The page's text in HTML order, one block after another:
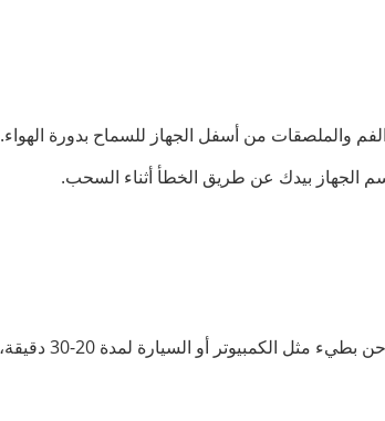
والملصقات من أسفل الجهاز للسماح بدورة الهواء.
الجهاز بيدك عن طريق الخطأ أثناء السحب.
لمدة 20-30 دقيقة، وتجنب الشواحن السريعة جداً.